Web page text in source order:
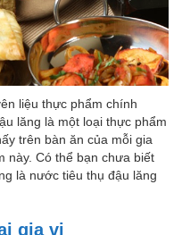
liệu thực phẩm chính
lăng là một loại thực phẩm
trên bàn ăn của mỗi gia
này. Có thể bạn chưa biết
là nước tiêu thụ đậu lăng
gia vị